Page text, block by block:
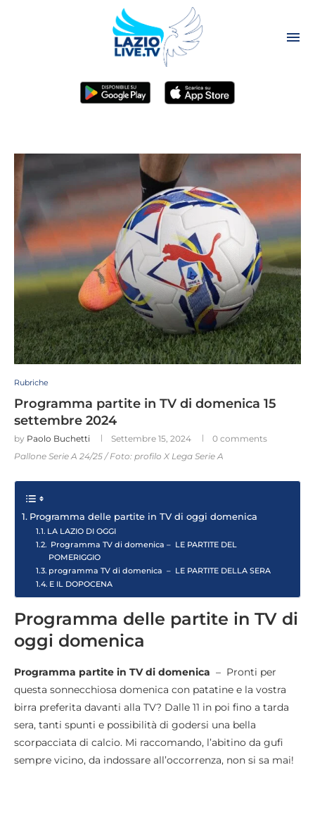
Rubriche
Programma partite in TV di domenica 15
settembre 2024
by Paolo Buchetti Settembre 15, 2024
0 comments
Pallone Serie A 24/25 / Foto: profilo X Lega Serie A
Programma delle partite in TV di oggi domenica
LA LAZIO DI OGGI
Programma TV di domenica – LE PARTITE DEL
POMERIGGIO
programma TV di domenica – LE PARTITE DELLA SERA
E IL DOPOCENA
Programma delle partite in TV di
oggi domenica
Programma partite in TV di domenica – Pronti per
questa sonnecchiosa domenica con patatine e la vostra
birra preferita davanti alla TV? Dalle 11 in poi fino a tarda
sera, tanti spunti e possibilità di godersi una bella
scorpacciata di calcio. Mi raccomando, l’abitino da gufi
sempre vicino, da indossare all’occorrenza, non si sa mai!